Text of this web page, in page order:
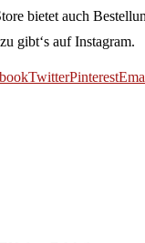
bietet auch
gibt‘s auf Instagram.
TwitterPinterest